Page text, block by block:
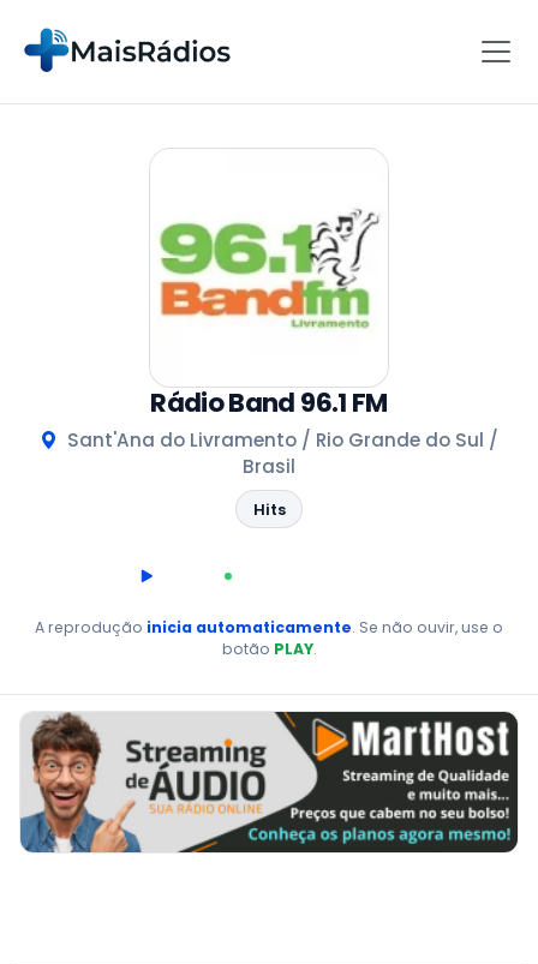
Rádio Band 96.1 FM
Sant'Ana do Livramento / Rio Grande do Sul /
Brasil
Hits
AO VIVO
A reprodução inicia automaticamente. Se não ouvir, use o
botão PLAY.